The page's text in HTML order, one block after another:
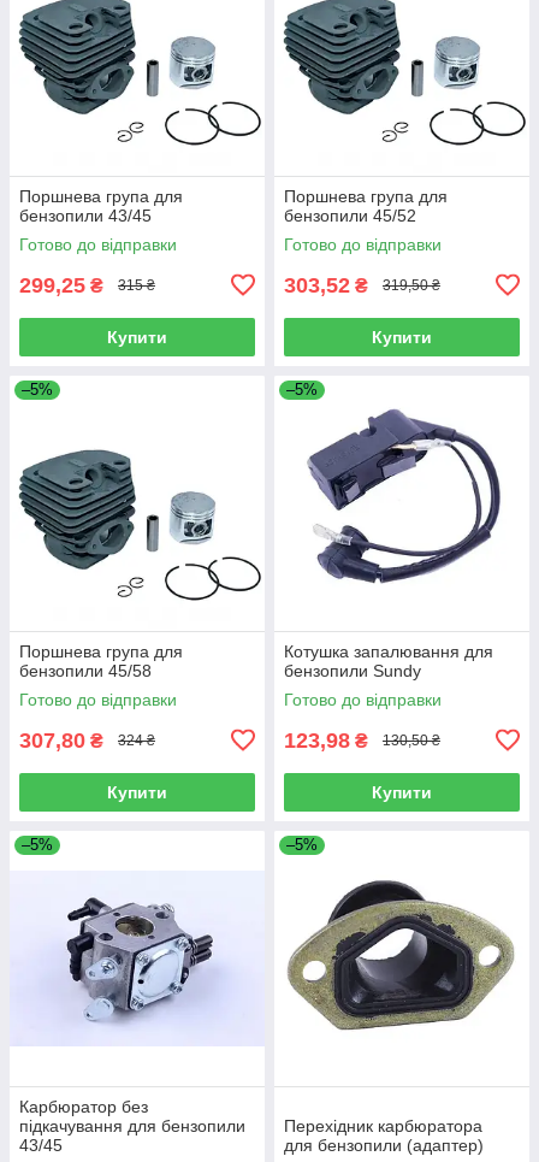
Поршнева група для
бензопили 43/45
Готово до відправки
299,25 ₴ 315 ₴
Купити
Поршнева група для
бензопили 45/52
Готово до відправки
303,52 ₴ 319,50 ₴
Купити
–5%
Поршнева група для
бензопили 45/58
Готово до відправки
307,80 ₴ 324 ₴
Купити
–5%
Котушка запалювання для
бензопили Sundy
Готово до відправки
123,98 ₴ 130,50 ₴
Купити
–5%
Карбюратор без
підкачування для бензопили
43/45
–5%
Перехідник карбюратора
для бензопили (адаптер)